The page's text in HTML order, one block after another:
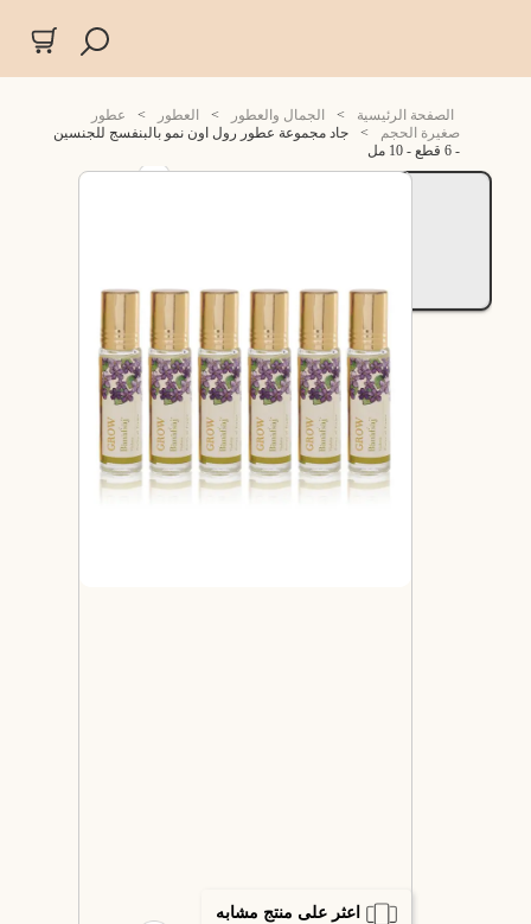
الصفحة الرئيسية > الجمال والعطور > العطور >
عطور
صغيرة الحجم
>
جاد مجموعة عطور رول اون نمو بالبنفسج للجنسين
- 6 قطع - 10 مل
اعثر على منتج مشابه